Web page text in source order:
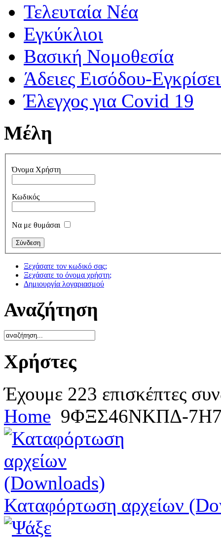
Τελευταία Νέα
Εγκύκλιοι
Βασική Νομοθεσία
Άδειες Εισόδου-
Έλεγχος για Covid 19
Μέλη
Όνομα Χρήστη
Κωδικός
Να με θυμάσαι
Ξεχάσατε τον κωδικό σας;
Ξεχάσατε το όνομα χρήστη;
Δημιουργία λογαριασμού
Αναζήτηση
Χρήστες
Έχουμε 223 επισκέπτες
Home 9ΦΞΣ46ΝΚΠΔ-
Καταφόρτωση αρχείων